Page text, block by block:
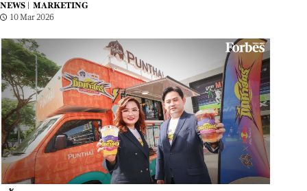
NEWS |
MARKETING
10 Mar 2026